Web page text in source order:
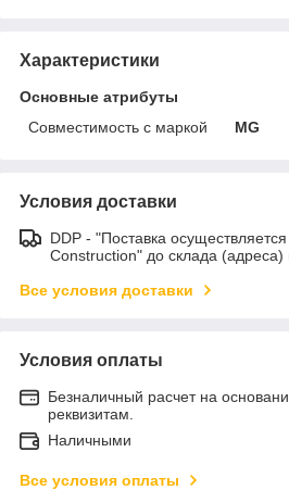
Характеристики
Основные атрибуты
Совместимость с маркой
MG
Условия доставки
DDP - "Поставка
Construction" до склада (адреса)
Все условия доставки
Условия оплаты
Безналичный расчет на
реквизитам.
Наличными
Все условия оплаты